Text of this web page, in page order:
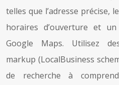
telles que l’adresse précise,
horaires d’ouverture et
Google Maps. Utilisez
markup (LocalBusiness
de recherche à